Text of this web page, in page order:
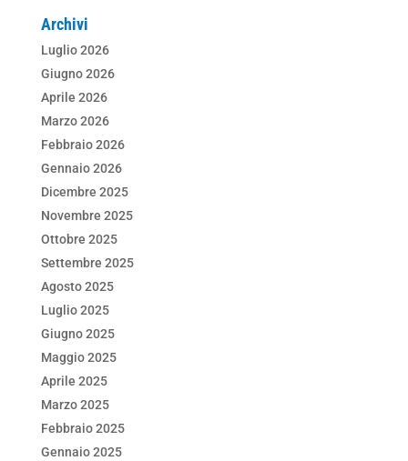
c
e
b
o
o
k
Archivi
Luglio 2026
Giugno 2026
Aprile 2026
Marzo 2026
Febbraio 2026
Gennaio 2026
Dicembre 2025
Novembre 2025
Ottobre 2025
Settembre 2025
Agosto 2025
Luglio 2025
Giugno 2025
Maggio 2025
Aprile 2025
Marzo 2025
Febbraio 2025
Gennaio 2025